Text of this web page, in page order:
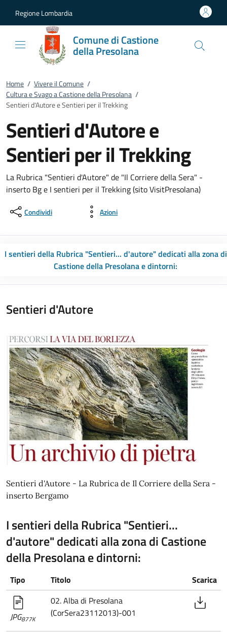
Regione Lombardia
Comune di Castione
della Presolana
Home / Vivere il Comune /
Cultura e Svago a Castione della Presolana /
Sentieri d'Autore e Sentieri per il Trekking
Sentieri d'Autore e
Sentieri per il Trekking
La Rubrica "Sentieri d'Autore" de "Il Corriere della Sera" -
inserto Bg e I sentieri per il Trekking (sito VisitPresolana)
Condividi Azioni
I sentieri della Rubrica "Sentieri... d'autore" dedicati alla zona di
Castione della Presolana e dintorni:
Sentieri d'Autore
Sentieri d'Autore - La Rubrica de Il Corriere della Sera -
inserto Bergamo
I sentieri della Rubrica "Sentieri...
d'autore" dedicati alla zona di Castione
della Presolana e dintorni:
Tipo Titolo Scarica
JPG877K
02. Alba di Presolana
(CorSera23112013)-001